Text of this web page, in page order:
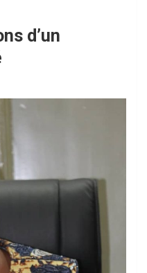
d’un